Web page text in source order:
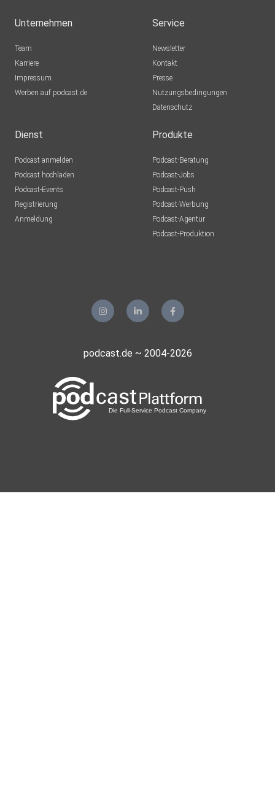
Unternehmen
Team
Karriere
Impressum
Werben auf podcast.de
Service
Newsletter
Kontakt
Presse
Nutzungsbedingungen
Datenschutz
Dienst
Podcast anmelden
Podcast hochladen
Podcast-Events
Registrierung
Anmeldung
Produkte
Podcast-Beratung
Podcast-Jobs
Podcast-Push
Podcast-Werbung
Podcast-Agentur
Podcast-Produktion
podcast.de ~ 2004-2026